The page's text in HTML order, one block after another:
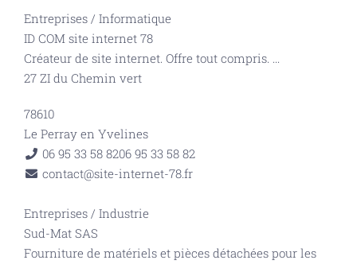
Entreprises / Informatique
ID COM site internet 78
Créateur de site internet. Offre tout compris. ...
27 ZI du Chemin vert
78610
Le Perray en Yvelines
06 95 33 58 8206 95 33 58 82
contact@site-internet-78.fr
Entreprises / Industrie
Sud-Mat SAS
Fourniture de matériels et pièces détachées pour les